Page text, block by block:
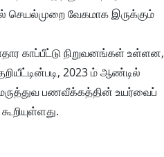
செயல்முறை வேகமாக இருக்கும்
காப்பீட்டு நிறுவனங்கள் உள்ளன,
2023 ம் ஆண்டில்
மருத்துவ பணவீக்கத்தின் உயர்வைப்